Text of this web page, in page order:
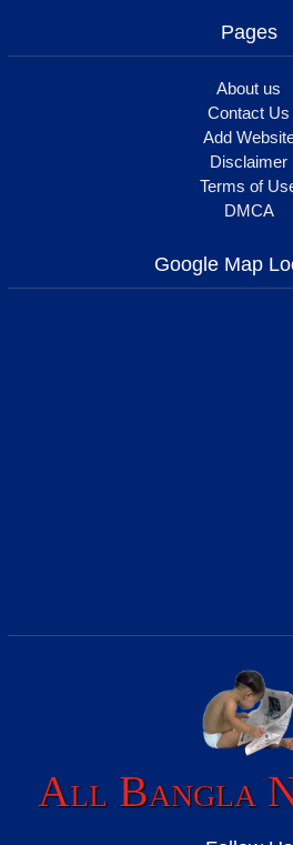
Pages
About us
Contact Us
Add
Disclaimer
Terms of
DMCA
Google Map
All Bangla